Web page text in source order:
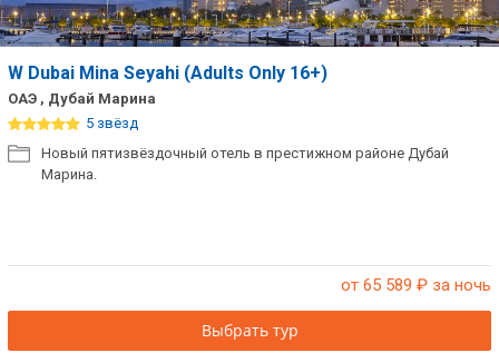
W Dubai Mina Seyahi (Adults Only 16+)
ОАЭ , Дубай Марина
5 звёзд
Новый пятизвёздочный отель в престижном районе Дубай
Марина.
от 65 589 ₽ за ночь
Выбрать тур